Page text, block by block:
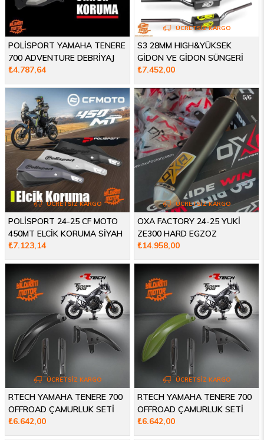
POLİSPORT YAMAHA TENERE
700 ADVENTURE DEBRİYAJ
STATÖR KORUMA 19-23
₺4.787,64
S3 28MM HIGH&YÜKSEK
GİDON VE GİDON SÜNGERİ
₺7.452,00
ÜCRETSIZ KARGO
POLİSPORT 24-25 CF MOTO
450MT ELCİK KORUMA SİYAH
₺7.123,14
ÜCRETSIZ KARGO
OXA FACTORY 24-25 YUKİ
ZE300 HARD EGZOZ
₺14.958,00
ÜCRETSIZ KARGO
RTECH YAMAHA TENERE 700
OFFROAD ÇAMURLUK SETİ
2019-2025
₺6.642,00
ÜCRETSIZ KARGO
RTECH YAMAHA TENERE 700
OFFROAD ÇAMURLUK SETİ
2019-2025
₺6.642,00
ÜCRETSIZ KARGO